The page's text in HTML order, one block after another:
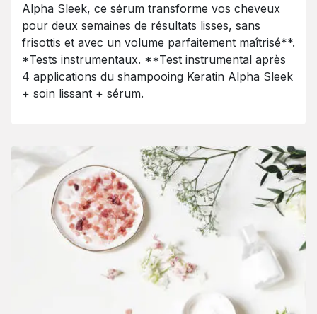
Alpha Sleek, ce sérum transforme vos cheveux
pour deux semaines de résultats lisses, sans
frisottis et avec un volume parfaitement maîtrisé**.
*Tests instrumentaux. **Test instrumental après
4 applications du shampooing Keratin Alpha Sleek
+ soin lissant + sérum.